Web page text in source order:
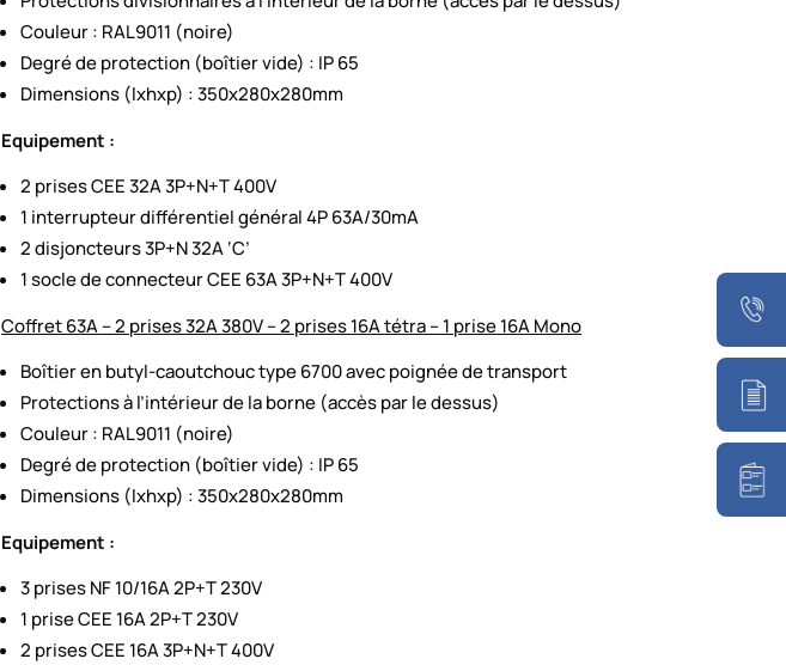
Couleur : RAL9011 (noire)
Degré de protection (boîtier vide) : IP 65
Dimensions (lxhxp) : 350x280x280mm
Equipement :
2 prises CEE 32A 3P+N+T 400V
1 interrupteur différentiel général 4P 63A/30mA
2 disjoncteurs 3P+N 32A ‘C’
1 socle de connecteur CEE 63A 3P+N+T 400V
Coffret 63A – 2 prises 32A 380V – 2 prises 16A tétra – 1 prise 16A Mono
Boîtier en butyl-caoutchouc type 6700 avec poignée de transport
Protections à l’intérieur de la borne (accès par le dessus)
Couleur : RAL9011 (noire)
Degré de protection (boîtier vide) : IP 65
Dimensions (lxhxp) : 350x280x280mm
Equipement :
3 prises NF 10/16A 2P+T 230V
1 prise CEE 16A 2P+T 230V
2 prises CEE 16A 3P+N+T 400V